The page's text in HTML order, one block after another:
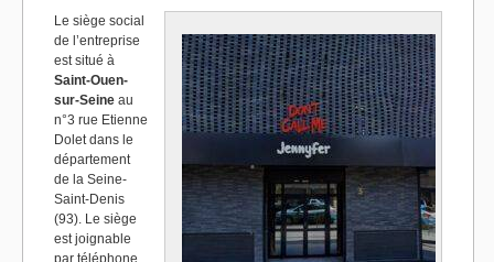
Le siège social
de l’entreprise
est situé à
Saint-Ouen-
sur-Seine au
n°3 rue Etienne
Dolet dans le
département
de la Seine-
Saint-Denis
(93). Le siège
est joignable
par téléphone